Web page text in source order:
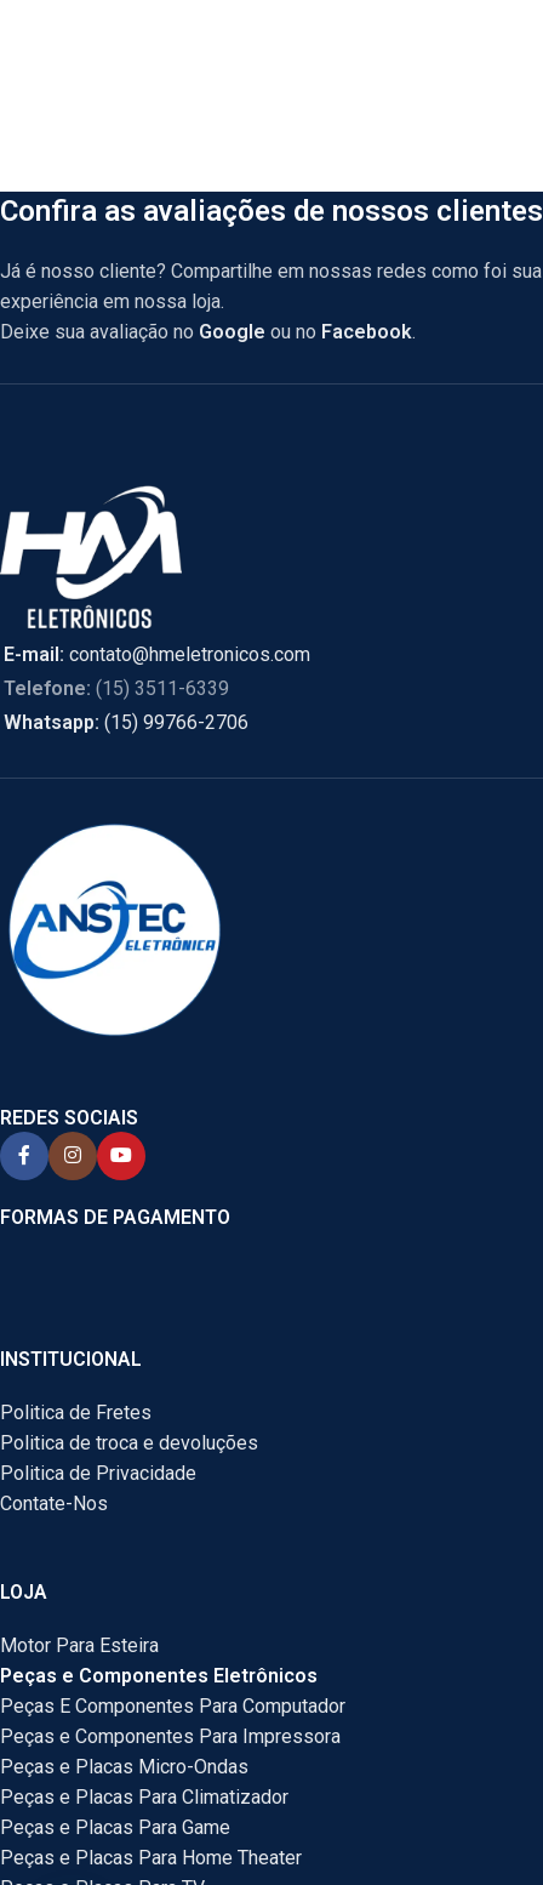
Confira as avaliações de nossos clientes
Já é nosso cliente? Compartilhe em nossas redes como foi sua
experiência em nossa loja.
Deixe sua avaliação no Google ou no Facebook.
E-mail: contato@hmeletronicos.com
Telefone: (15) 3511-6339
Whatsapp: (15) 99766-2706
REDES SOCIAIS
FORMAS DE PAGAMENTO
INSTITUCIONAL
Politica de Fretes
Politica de troca e devoluções
Politica de Privacidade
Contate-Nos
LOJA
Motor Para Esteira
Peças e Componentes Eletrônicos
Peças E Componentes Para Computador
Peças e Componentes Para Impressora
Peças e Placas Micro-Ondas
Peças e Placas Para Climatizador
Peças e Placas Para Game
Peças e Placas Para Home Theater